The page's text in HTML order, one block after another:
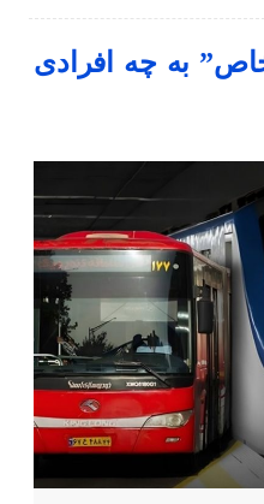
به چه افرادی